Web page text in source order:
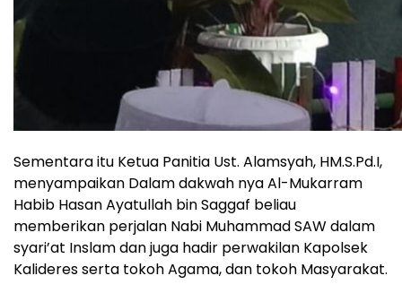
Sementara itu Ketua Panitia Ust. Alamsyah, HM.S.Pd.I,
menyampaikan Dalam dakwah nya Al-Mukarram
Habib Hasan Ayatullah bin Saggaf beliau
memberikan perjalan Nabi Muhammad SAW dalam
syari’at Inslam dan juga hadir perwakilan Kapolsek
Kalideres serta tokoh Agama, dan tokoh Masyarakat.